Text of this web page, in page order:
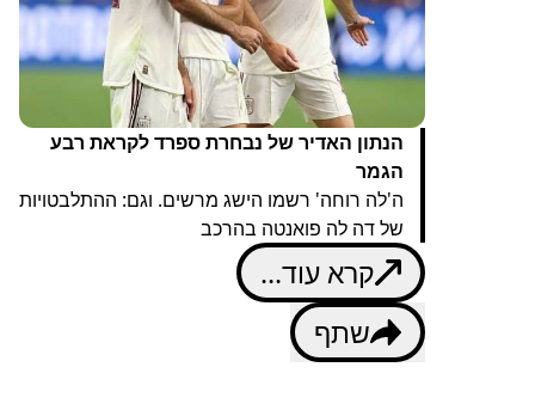
הנתון האדיר של נבחרת ספרד לקראת רבע
הגמר
ה'לה רוחה' רשמו הישג מרשים. וגם: ההתלבטויות
של דה לה פואנטה בהרכב
קרא עוד...
שתף